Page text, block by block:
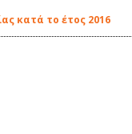
κατά το έτος 2016